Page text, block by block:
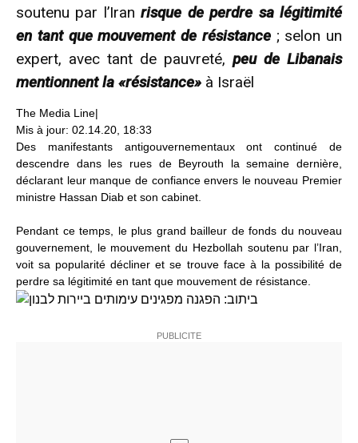
soutenu par l’Iranrisque de perdre sa légitimité
en tant que mouvement de résistance ; selon un
expert, avec tant de pauvreté, peu de Libanais
mentionnent la «résistance» à Israël
The Media Line|
Mis à jour: 02.14.20, 18:33
Des manifestants antigouvernementaux ont continué de
descendre dans les rues de Beyrouth la semaine dernière,
déclarant leur manque de confiance envers le nouveau Premier
ministre Hassan Diab et son cabinet.
Pendant ce temps, le plus grand bailleur de fonds du nouveau
gouvernement, le mouvement du Hezbollah soutenu par l’Iran,
voit sa popularité décliner et se trouve face à la possibilité de
perdre sa légitimité en tant que mouvement de résistance.